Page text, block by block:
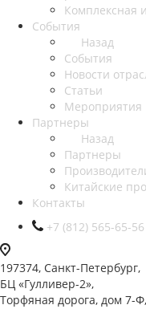
Комплексная
События
Назад
События
Новости
Статьи
Мероприятия
Партнеры
Назад
Партнеры
Китайские
Контакты
+7 (812) 565-65-56
197374, Санкт-Петербург,
БЦ «Гулливер-2»,
Торфяная дорога, дом 7-